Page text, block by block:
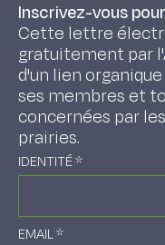
Inscrivez-vous
Cette lettre
gratuitement par
d'un lien
ses membres et
concernées par
prairies.
IDENTITÉ*
EMAIL*